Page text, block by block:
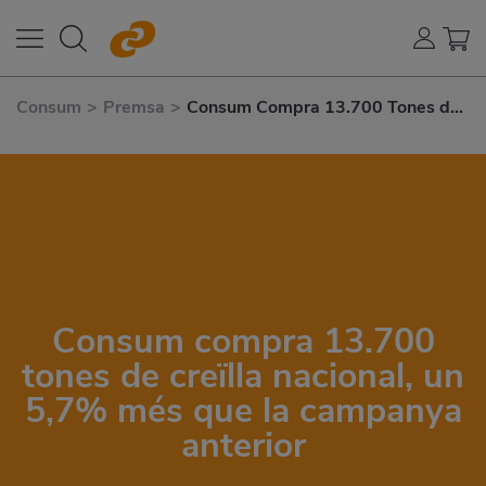
Consum > Premsa > Consum Compra 13.700 Tones de
La Campanya Anterior
Consum compra 13.700
tones de creïlla nacional, un
5,7% més que la campanya
anterior